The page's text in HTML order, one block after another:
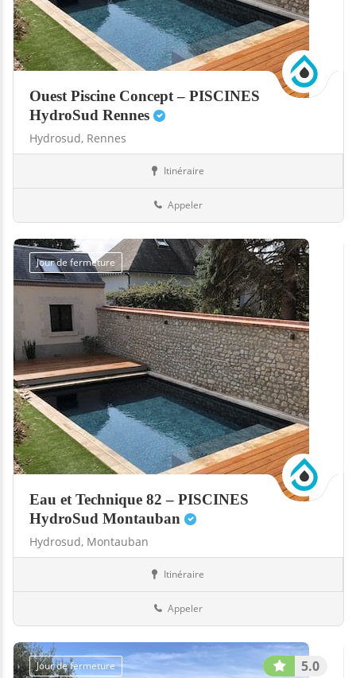
Ouest Piscine Concept – PISCINES
HydroSud Rennes
Hydrosud, Rennes
Itinéraire
Appeler
Jour de fermeture
Eau et Technique 82 – PISCINES
HydroSud Montauban
Hydrosud, Montauban
Itinéraire
Appeler
Jour de fermeture 5.0